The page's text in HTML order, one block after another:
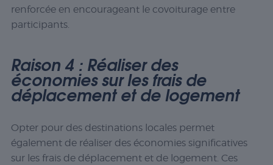
renforcée en encourageant le covoiturage entre
participants.
Raison 4 : Réaliser des
économies sur les frais de
déplacement et de logement
Opter pour des destinations locales permet
également de réaliser des économies significatives
sur les frais de déplacement et de logement. Ces